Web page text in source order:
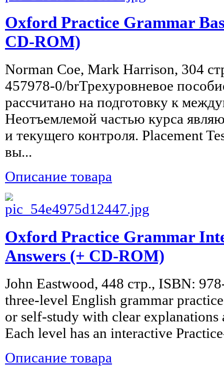
Oxford Practice Grammar
CD-ROM)
Norman Coe, Mark Harrison, 304
457978-0/brТрехуровневое
рассчитано на подготовку к
Неотъемлемой частью курса
и текущего контроля. Placement
вы...
Описание товара
Oxford Practice Grammar
Answers (+ CD-ROM)
John Eastwood, 448 стр., ISBN:
three-level English grammar
or self-study with clear explanations
Each level has an interactive
Описание товара